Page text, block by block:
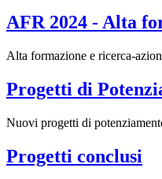
AFR 2024 - Alta
Alta formazione e ricerca-
Progetti di
Nuovi progetti di
Progetti conclusi